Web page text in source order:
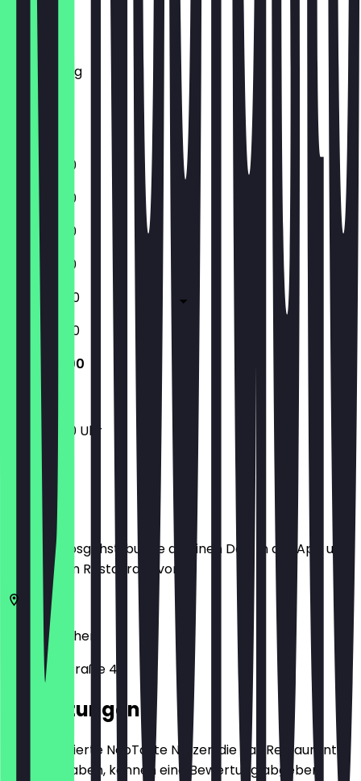
Montag
Dienstag
Mittwoch
Donnerstag
Freitag
Samstag
Sonntag
11:00 - 21:00
11:00 - 21:00
11:00 - 21:00
11:00 - 21:00
11:00 - 22:00
11:00 - 22:00
11:00 - 21:00
11:00 - 21:00 Uhr
Bevor du losgehst, buche dir einen Deal in der App und
zeige ihn im Restaurant vor.
52062 Aachen
Adalbertstraße 48
Bewertungen
Nur registrierte NeoTaste Nutzer, die das Restaurant
besucht haben, können eine Bewertung abgeben.